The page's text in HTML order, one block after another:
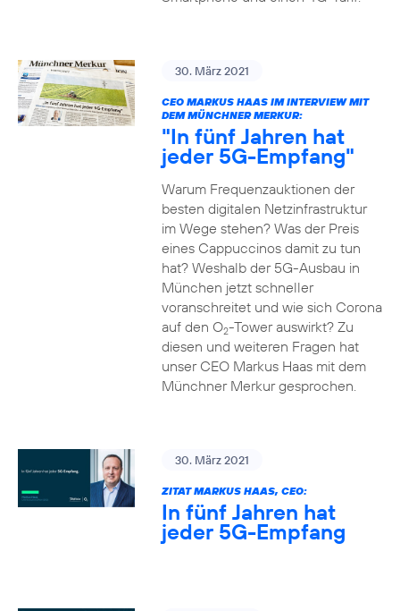
30. März 2021
CEO MARKUS HAAS IM INTERVIEW MIT
DEM MÜNCHNER MERKUR:
"In fünf Jahren hat
jeder 5G-Empfang"
Warum Frequenzauktionen der
besten digitalen Netzinfrastruktur
im Wege stehen? Was der Preis
eines Cappuccinos damit zu tun
hat? Weshalb der 5G-Ausbau in
München jetzt schneller
voranschreitet und wie sich Corona
auf den O2-Tower auswirkt? Zu
diesen und weiteren Fragen hat
unser CEO Markus Haas mit dem
Münchner Merkur gesprochen.
30. März 2021
ZITAT MARKUS HAAS, CEO:
In fünf Jahren hat
jeder 5G-Empfang